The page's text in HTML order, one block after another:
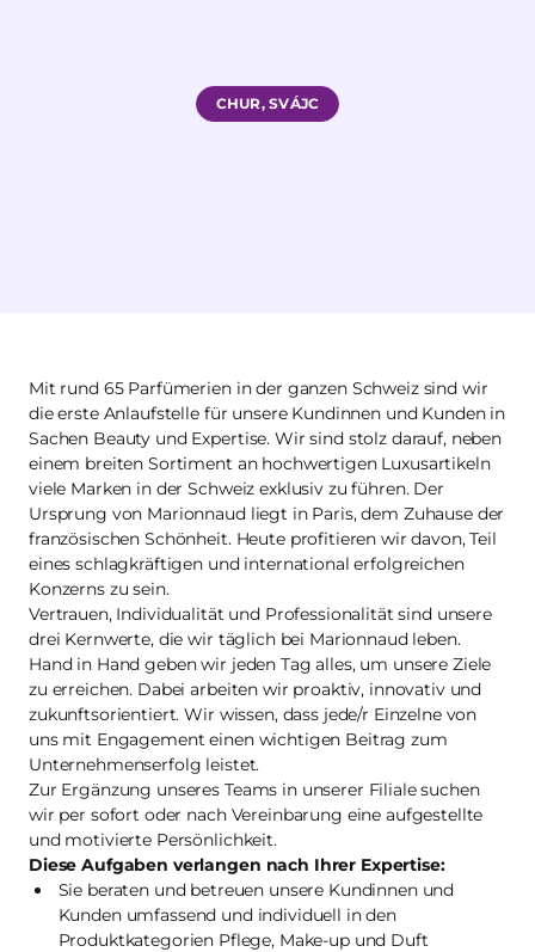
CHUR, SVÁJC
Mit rund 65 Parfümerien in der ganzen Schweiz sind wir
die erste Anlaufstelle für unsere Kundinnen und Kunden in
Sachen Beauty und Expertise. Wir sind stolz darauf, neben
einem breiten Sortiment an hochwertigen Luxusartikeln
viele Marken in der Schweiz exklusiv zu führen. Der
Ursprung von Marionnaud liegt in Paris, dem Zuhause der
französischen Schönheit. Heute profitieren wir davon, Teil
eines schlagkräftigen und international erfolgreichen
Konzerns zu sein.
Vertrauen, Individualität und Professionalität sind unsere
drei Kernwerte, die wir täglich bei Marionnaud leben.
Hand in Hand geben wir jeden Tag alles, um unsere Ziele
zu erreichen. Dabei arbeiten wir proaktiv, innovativ und
zukunftsorientiert. Wir wissen, dass jede/r Einzelne von
uns mit Engagement einen wichtigen Beitrag zum
Unternehmenserfolg leistet.
Zur Ergänzung unseres Teams in unserer Filiale suchen
wir per sofort oder nach Vereinbarung eine aufgestellte
und motivierte Persönlichkeit.
Diese Aufgaben verlangen nach Ihrer Expertise:
Sie beraten und betreuen unsere Kundinnen und
Kunden umfassend und individuell in den
Produktkategorien Pflege, Make-up und Duft